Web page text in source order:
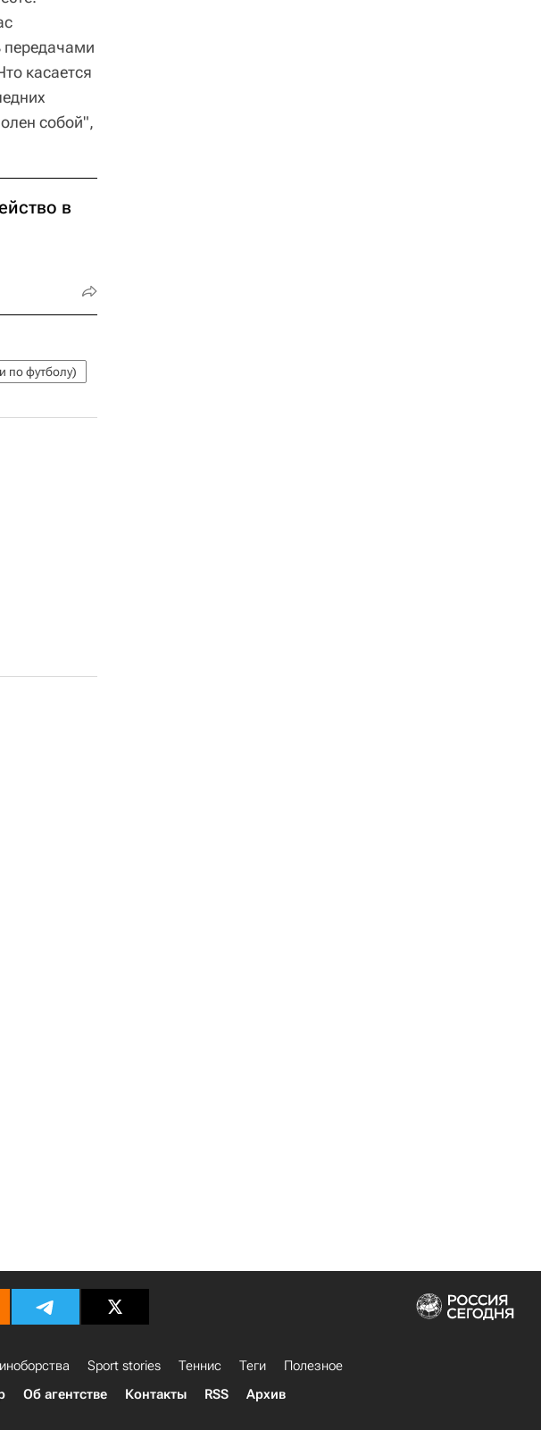
передачами
касается
собой",
в
по футболу)
Sport stories Теннис Теги
Полезное
Об агентстве Контакты RSS Архив